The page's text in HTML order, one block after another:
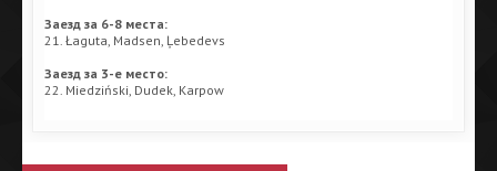
Заезд за 6-8 места:
21. Łaguta, Madsen, Ļebedevs
Заезд за 3-е место:
22. Miedziński, Dudek, Karpow